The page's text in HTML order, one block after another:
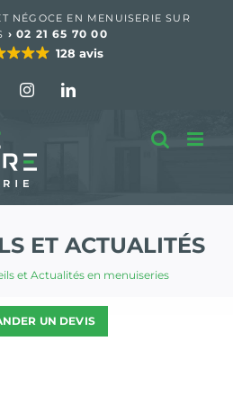
NÉGOCE EN MENUISERIE SUR
› 02 21 65 70 00
128 avis
FacebookInstagramLinkedIn
ET ACTUALITÉS
et Actualités en menuiseries
UN DEVIS